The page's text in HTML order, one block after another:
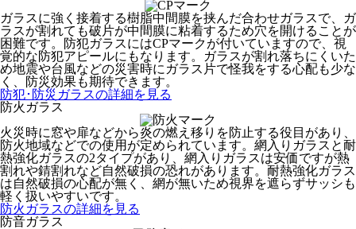
ガラスに強く接着する樹脂中間膜を挟んだ合わせガラスで、ガ
ラスが割れても破片が中間膜に粘着するため穴を開けることが
困難です。防犯ガラスにはCPマークが付いていますので、視
覚的な防犯アピールにもなります。ガラスが割れ落ちにくいた
め地震や台風などの災害時にガラス片で怪我をする心配も少な
く、防災効果も期待できます。
防犯･防災ガラスの詳細を見る
防火ガラス
火災時に窓や扉などから炎の燃え移りを防止する役目があり、
防火地域などでの使用が定められています。網入りガラスと耐
熱強化ガラスの2タイプがあり、網入りガラスは安価ですが熱
割れや錆割れなど自然破損の恐れがあります。耐熱強化ガラス
は自然破損の心配が無く、網が無いため視界を遮らずサッシも
軽く扱いやすいです。
防火ガラスの詳細を見る
防音ガラス